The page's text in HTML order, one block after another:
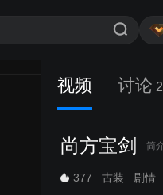
视频 讨论
尚方宝剑 简
377 古装 剧情